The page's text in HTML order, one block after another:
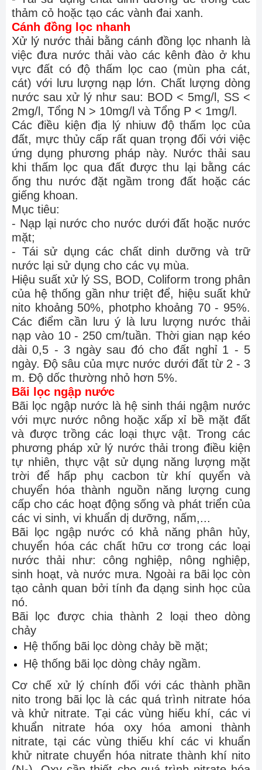
thảm cỏ hoặc tạo các vành đai xanh.
Cánh đồng lọc nhanh
Xử lý nước thải bằng cánh đồng lọc nhanh là
việc đưa nước thải vào các kênh đào ở khu
vực đất có độ thấm lọc cao (mùn pha cát,
cát) với lưu lượng nạp lớn. Chất lượng dòng
nước sau xử lý như sau: BOD < 5mg/l, SS <
2mg/l, Tổng N > 10mg/l và Tổng P < 1mg/l.
Các điều kiện địa lý nhiuw độ thấm lọc của
đất, mực thủy cấp rất quan trọng đối với việc
ứng dụng phương pháp này. Nước thải sau
khi thấm lọc qua đất được thu lại bằng các
ống thu nước đặt ngầm trong đất hoặc các
giếng khoan.
Mục tiêu:
- Nạp lại nước cho nước dưới đất hoặc nước
mặt;
- Tái sử dụng các chất dinh dưỡng và trữ
nước lại sử dụng cho các vụ mùa.
Hiệu suất xử lý SS, BOD, Coliform trong phân
của hệ thống gần như triệt để, hiệu suất khử
nito khoảng 50%, photpho khoảng 70 - 95%.
Các điểm cần lưu ý là lưu lượng nước thải
nạp vào 10 - 250 cm/tuần. Thời gian nạp kéo
dài 0,5 - 3 ngày sau đó cho đất nghỉ 1 - 5
ngày. Độ sâu của mực nước dưới đất từ 2 - 3
m. Độ dốc thường nhỏ hơn 5%.
Bãi lọc ngập nước
Bãi lọc ngập nước là hệ sinh thái ngậm nước
với mực nước nông hoặc xấp xỉ bề mặt đất
và được trồng các loại thực vật. Trong các
phương pháp xử lý nước thải trong điều kiện
tự nhiên, thực vật sử dụng năng lượng mặt
trời để hấp phụ cacbon từ khí quyển và
chuyển hóa thành nguồn năng lượng cung
cấp cho các hoạt động sống và phát triển của
các vi sinh, vi khuẩn dị dưỡng, nấm,...
Bãi lọc ngập nước có khả năng phân hủy,
chuyển hóa các chất hữu cơ trong các loại
nước thải như: công nghiệp, nông nghiệp,
sinh hoạt, và nước mưa. Ngoài ra bãi lọc còn
tạo cảnh quan bởi tính đa dạng sinh học của
nó.
Bãi lọc được chia thành 2 loại theo dòng
chảy
Hệ thống bãi lọc dòng chảy bề mặt;
Hệ thống bãi lọc dòng chảy ngầm.
Cơ chế xử lý chính đối với các thành phần
nito trong bãi lọc là các quá trình nitrate hóa
và khử nitrate. Tại các vùng hiếu khí, các vi
khuẩn nitrate hóa oxy hóa amoni thành
nitrate, tại các vùng thiếu khí các vi khuẩn
khử nitrate chuyển hóa nitrate thành khí nito